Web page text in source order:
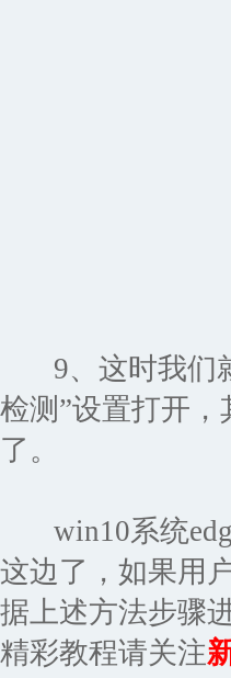
9、这时我们就
检测”设置打开，
了。
win10系统
这边了，如果用
据上述方法步骤
精彩教程请关注